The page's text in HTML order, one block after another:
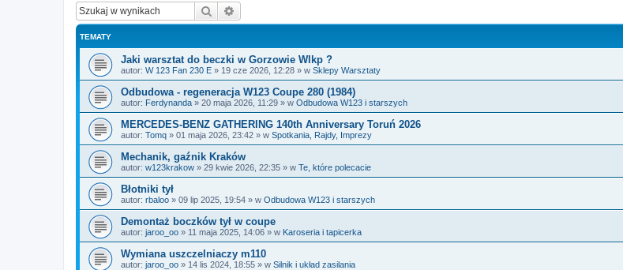
Szukaj
TEMATY
Jaki warsztat do beczki w Gorzowie Wlkp ?
autor: W 123 Fan 230 E » 19 cze 2026, 12:28 » w Sklepy Warsztaty
Odbudowa - regeneracja W123 Coupe 280 (1984)
autor: Ferdynanda » 20 maja 2026, 11:29 » w Odbudowa W123 i starszych
MERCEDES-BENZ GATHERING 140th Anniversary Toruń 2026
autor: Tomq » 01 maja 2026, 23:42 » w Spotkania, Rajdy, Imprezy
Mechanik, gaźnik Kraków
autor: w123krakow » 29 kwie 2026, 22:35 » w Te, które polecacie
Błotniki tył
autor: rbaloo » 09 lip 2025, 19:54 » w Odbudowa W123 i starszych
Demontaż boczków tył w coupe
autor: jaroo_oo » 11 maja 2025, 14:06 » w Karoseria i tapicerka
Wymiana uszczelniaczy m110
autor: jaroo_oo » 14 lis 2024, 18:55 » w Silnik i układ zasilania